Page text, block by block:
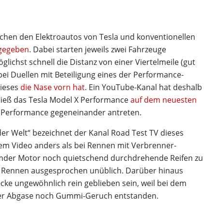
den Elektroautos von Tesla und konventionellen
. Dabei starten jeweils zwei Fahrzeuge
schnell die Distanz von einer Viertelmeile (gut
Duellen mit Beteiligung eines der Performance-
die Nase vorn hat. Ein YouTube-Kanal hat deshalb
das Tesla Model X Performanceauf dem neuesten
gegeneinander antreten.
Welt“ bezeichnet der Kanal Road Test TV dieses
Video anders als bei Rennen mit Verbrenner-
Motor noch quietschend durchdrehende Reifen zu
ausgesprochen unüblich. Darüber hinaus
ungewöhnlich rein geblieben sein, weil bei dem
Abgase noch Gummi-Geruch entstanden.